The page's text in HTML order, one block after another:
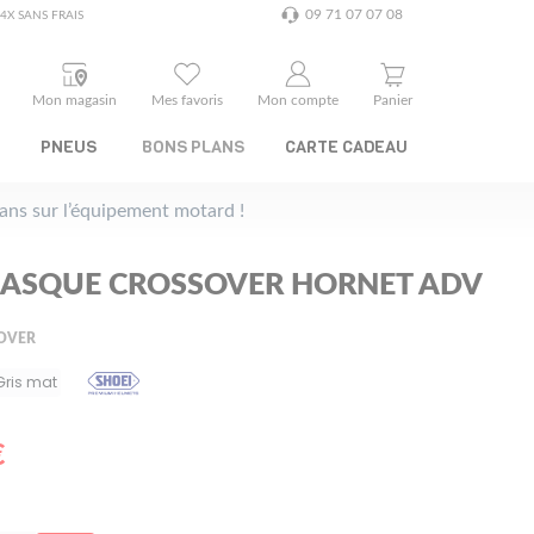
SANS FRAIS 09 71 07 07 08
Mon magasin Mes favoris Mon compte Panier
PNEUS BONS PLANS CARTE CADEAU
sur l’équipement motard !
CROSSOVER HORNET ADV
mat